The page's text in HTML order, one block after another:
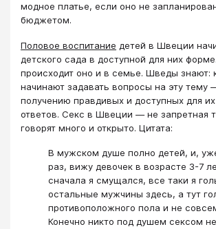
модное платье, если оно не
бюджетом.
Половое воспитание детей в Швеции
детского сада в доступной для них
происходит оно и в семье. Шведы знают:
начинают задавать вопросы на эту тему
получению правдивых и доступных для
ответов. Секс в Швеции — не запретная
говорят много и открыто. Цитата:
В мужском душе полно детей, и,
раз, вижу девочек в возрасте 3-7
сначала я смущался, все таки я
остальные мужчины здесь, а тут
противоположного пола и не
Конечно никто под душем сексом